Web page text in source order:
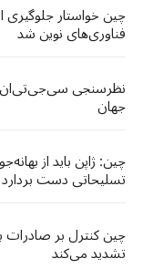
چین خواستار جلوگیری
فناوری‌های نوین شد
نظرسنجی سی‌جی‌تی‌ان:
جهان
چین: ژاپن باید از
تسلیحاتی دست بردارد
چین کنترل بر صادرات
تشدید می‌کند